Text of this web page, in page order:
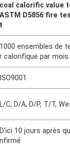
coal calorific value
ASTM D5856 fire
t
1000 ensembles de
r calorifique par mois
ISO9001
L/C, D/A, D/P, T/T,
D'ici 10 jours après
nfirmé